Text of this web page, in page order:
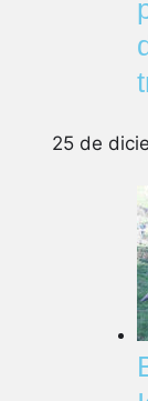
25 de